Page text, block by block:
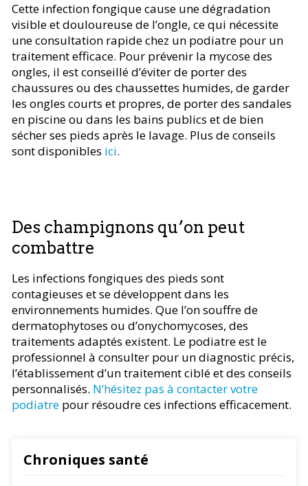
Cette infection fongique cause une dégradation
visible et douloureuse de l’ongle, ce qui nécessite
une consultation rapide chez un podiatre pour un
traitement efficace. Pour prévenir la mycose des
ongles, il est conseillé d’éviter de porter des
chaussures ou des chaussettes humides, de garder
les ongles courts et propres, de porter des sandales
en piscine ou dans les bains publics et de bien
sécher ses pieds après le lavage. Plus de conseils
sont disponibles ici.
Des champignons qu’on peut
combattre
Les infections fongiques des pieds sont
contagieuses et se développent dans les
environnements humides. Que l’on souffre de
dermatophytoses ou d’onychomycoses, des
traitements adaptés existent. Le podiatre est le
professionnel à consulter pour un diagnostic précis,
l’établissement d’un traitement ciblé et des conseils
personnalisés. N’hésitez pas à contacter votre
podiatre pour résoudre ces infections efficacement.
Chroniques santé